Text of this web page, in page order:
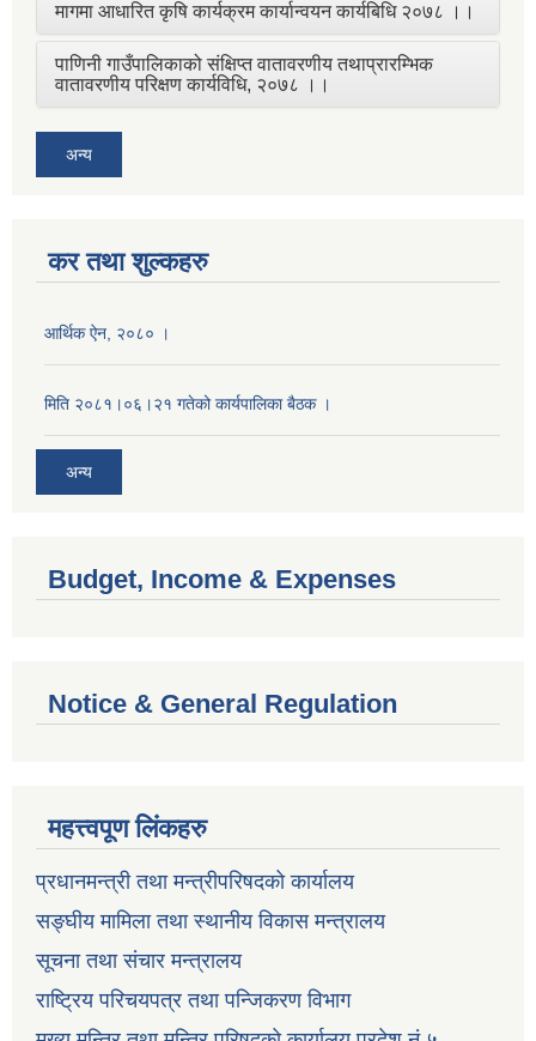
मागमा आधारित कृषि कार्यक्रम कार्यान्वयन कार्यबिधि २०७८ ।।
पाणिनी गाउँपालिकाको संक्षिप्त वातावरणीय तथाप्रारम्भिक
वातावरणीय परिक्षण कार्यविधि, २०७८ ।।
अन्य
कर तथा शुल्कहरु
आर्थिक ऐन, २०८० ।
मिति २०८१।०६।२१ गतेको कार्यपालिका बैठक ।
अन्य
Budget, Income & Expenses
Notice & General Regulation
महत्त्वपूण लिंकहरु
प्रधानमन्त्री तथा मन्त्रीपरिषदको कार्यालय
सङ्घीय मामिला तथा स्थानीय विकास मन्त्रालय
सूचना तथा संचार मन्त्रालय
राष्ट्रिय परिचयपत्र तथा पन्जिकरण विभाग